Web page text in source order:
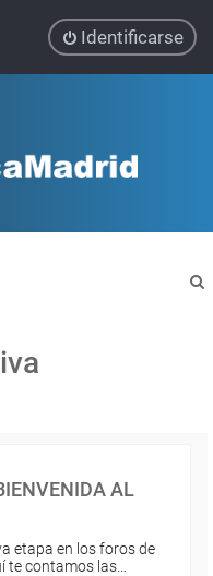
Identificarse
AL
etapa en los foros de
te contamos las…